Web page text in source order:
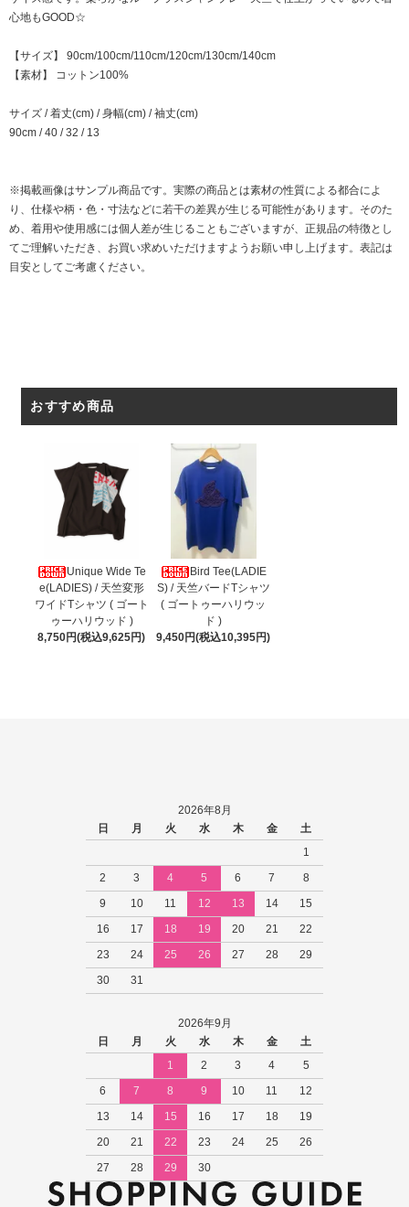
心地もGOOD☆
【サイズ】 90cm/100cm/110cm/120cm/130cm/140cm
【素材】 コットン100%
サイズ / 着丈(cm) / 身幅(cm) / 袖丈(cm)
90cm / 40 / 32 / 13
※掲載画像はサンプル商品です。実際の商品とは素材の性質による都合によ
り、仕様や柄・色・寸法などに若干の差異が生じる可能性があります。そのた
め、着用や使用感には個人差が生じることもございますが、正規品の特徴とし
てご理解いただき、お買い求めいただけますようお願い申し上げます。表記は
目安としてご考慮ください。
おすすめ商品
Unique Wide Te
e(LADIES) / 天竺変形
ワイドTシャツ ( ゴート
ゥーハリウッド )
8,750円(税込9,625円)
Bird Tee(LADIE
S) / 天竺バードTシャツ
( ゴートゥーハリウッ
ド )
9,450円(税込10,395円)
2026年8月
日
月 火 水 木 金
土
1
2
3 4 5 6 7
8
9
10 11 12 13 14
15
16
17 18 19 20 21
22
23
24 25 26 27 28
29
30
31
2026年9月
日
月 火 水 木 金
土
1
2 3 4
5
6
7 8 9 10 11
12
13
14 15 16 17 18
19
20
21 22 23 24 25
26
27
28 29 30